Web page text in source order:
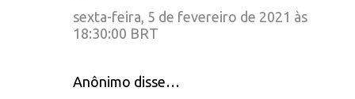
sexta-feira, 5 de fevereiro de 2021 às
18:30:00 BRT
Anônimo disse…